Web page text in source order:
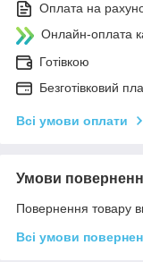
Оплата на
Онлайн-оплата
Готівкою
Безготівковий
Всі умови оплати
Умови
Повернення товару
Всі умови